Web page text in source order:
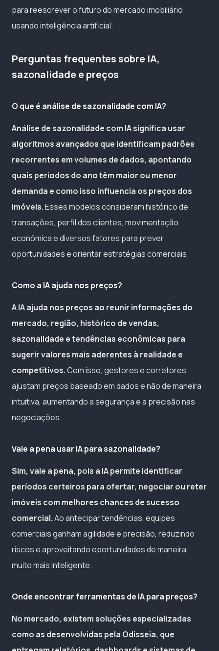
para reescrever o futuro do mercado imobiliário
usando inteligência artificial.
Perguntas frequentes sobre IA,
sazonalidade e preços
O que é análise de sazonalidade com IA?
Análise de sazonalidade com IA significa usar
algoritmos avançados que identificam padrões
recorrentes em volumes de dados, apontando
quais períodos do ano têm maior ou menor
demanda e como isso influencia os preços dos
imóveis.Esses modelos consideram histórico de
transações, perfil dos clientes, movimentação
econômica e diversos fatores para prever
oportunidades e orientar estratégias comerciais.
Como a IA ajuda nos preços?
A IA ajuda nos preços ao reunir informações do
mercado, região, histórico de vendas,
sazonalidade e tendências econômicas para
sugerir valores mais aderentes à realidade e
competitivos.Com isso, gestores e corretores
ajustam preços baseado em dados e não de maneira
intuitiva, aumentando a segurança e a precisão nas
negociações.
Vale a pena usar IA para sazonalidade?
Sim, vale a pena, pois a IA permite identificar
períodos certeiros para ofertar, negociar ou reter
imóveis com melhores chances de sucesso
comercial.Ao antecipar tendências, equipes
comerciais ganham agilidade e precisão, reduzindo
riscos e aproveitando oportunidades de maneira
muito mais inteligente.
Onde encontrar ferramentas de IA para preços?
No mercado, existem soluções especializadas
como as desenvolvidas pela Odisseia, que